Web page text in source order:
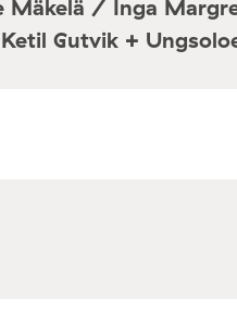
Mäkelä / Inga
Gutvik +